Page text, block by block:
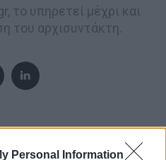
Personal Information
το υπηρετεί μέχρι και
του αρχισυντάκτη.